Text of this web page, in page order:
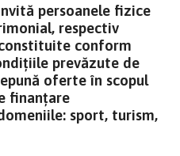
persoanele fizice
respectiv
conform
prevăzute de
oferte în scopul
finanţare
sport, turism,